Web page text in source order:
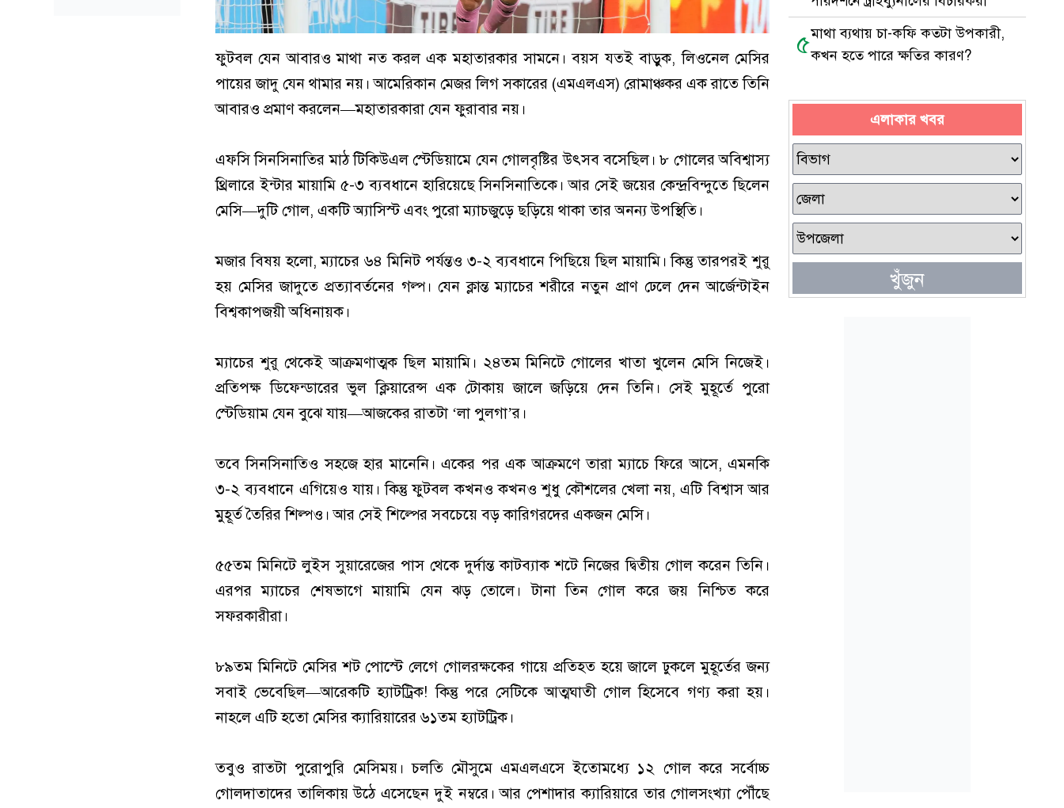
ফুটবল যেন আবারও মাথা নত করল এক মহাতারকার সামনে। বয়স যতই বাড়ুক, লিওনেল মেসির
পায়ের জাদু যেন থামার নয়। আমেরিকান মেজর লিগ সকারের (এমএলএস) রোমাঞ্চকর এক রাতে তিনি
আবারও প্রমাণ করলেন—মহাতারকারা যেন ফুরাবার নয়।
এফসি সিনসিনাতির মাঠ টিকিউএল স্টেডিয়ামে যেন গোলবৃষ্টির উৎসব বসেছিল। ৮ গোলের অবিশ্বাস্য
থ্রিলারে ইন্টার মায়ামি ৫-৩ ব্যবধানে হারিয়েছে সিনসিনাতিকে। আর সেই জয়ের কেন্দ্রবিন্দুতে ছিলেন
মেসি—দুটি গোল, একটি অ্যাসিস্ট এবং পুরো ম্যাচজুড়ে ছড়িয়ে থাকা তার অনন্য উপস্থিতি।
মজার বিষয় হলো, ম্যাচের ৬৪ মিনিট পর্যন্তও ৩-২ ব্যবধানে পিছিয়ে ছিল মায়ামি। কিন্তু তারপরই শুরু
হয় মেসির জাদুতে প্রত্যাবর্তনের গল্প। যেন ক্লান্ত ম্যাচের শরীরে নতুন প্রাণ ঢেলে দেন আর্জেন্টাইন
বিশ্বকাপজয়ী অধিনায়ক।
ম্যাচের শুরু থেকেই আক্রমণাত্মক ছিল মায়ামি। ২৪তম মিনিটে গোলের খাতা খুলেন মেসি নিজেই।
প্রতিপক্ষ ডিফেন্ডারের ভুল ক্লিয়ারেন্স এক টোকায় জালে জড়িয়ে দেন তিনি। সেই মুহূর্তে পুরো
স্টেডিয়াম যেন বুঝে যায়—আজকের রাতটা ‘লা পুলগা’র।
তবে সিনসিনাতিও সহজে হার মানেনি। একের পর এক আক্রমণে তারা ম্যাচে ফিরে আসে, এমনকি
৩-২ ব্যবধানে এগিয়েও যায়। কিন্তু ফুটবল কখনও কখনও শুধু কৌশলের খেলা নয়, এটি বিশ্বাস আর
মুহূর্ত তৈরির শিল্পও। আর সেই শিল্পের সবচেয়ে বড় কারিগরদের একজন মেসি।
৫৫তম মিনিটে লুইস সুয়ারেজের পাস থেকে দুর্দান্ত কাটব্যাক শটে নিজের দ্বিতীয় গোল করেন তিনি।
এরপর ম্যাচের শেষভাগে মায়ামি যেন ঝড় তোলে। টানা তিন গোল করে জয় নিশ্চিত করে
সফরকারীরা।
৮৯তম মিনিটে মেসির শট পোস্টে লেগে গোলরক্ষকের গায়ে প্রতিহত হয়ে জালে ঢুকলে মুহূর্তের জন্য
সবাই ভেবেছিল—আরেকটি হ্যাটট্রিক! কিন্তু পরে সেটিকে আত্মঘাতী গোল হিসেবে গণ্য করা হয়।
নাহলে এটি হতো মেসির ক্যারিয়ারের ৬১তম হ্যাটট্রিক।
তবুও রাতটা পুরোপুরি মেসিময়। চলতি মৌসুমে এমএলএসে ইতোমধ্যে ১২ গোল করে সর্বোচ্চ
গোলদাতাদের তালিকায় উঠে এসেছেন দুই নম্বরে। আর পেশাদার ক্যারিয়ারে তার গোলসংখ্যা পৌঁছে
৫মাথা ব্যথায় চা-কফি কতটা উপকারী,
কখন হতে পারে ক্ষতির কারণ?
এলাকার খবর
খুঁজুন